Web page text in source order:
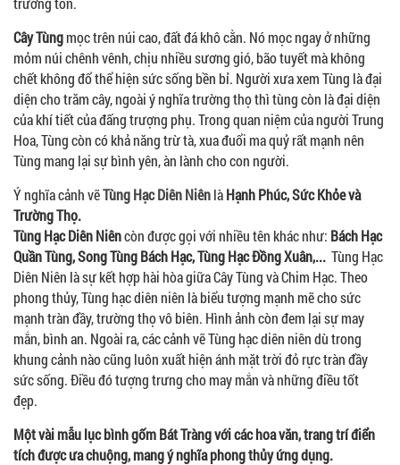
Cây Tùngmọc trên núi cao, đất đá khô cằn. Nó mọc ngay ở những
mỏm núi chênh vênh, chịu nhiều sương gió, bão tuyết mà không
chết không đổ thể hiện sức sống bền bỉ. Người xưa xem Tùng là đại
diện cho trăm cây, ngoài ý nghĩa trường thọ thì tùng còn là đại diện
của khí tiết của đấng trượng phụ. Trong quan niệm của người Trung
Hoa, Tùng còn có khả năng trừ tà, xua đuổi ma quỷ rất mạnh nên
Tùng mang lại sự bình yên, àn lành cho con người.
Ý nghĩa cảnh vẽTùng Hạc Diên NiênlàHạnh Phúc, Sức Khỏe và
Trường Thọ.
Tùng Hạc Diên Niêncòn được gọi với nhiều tên khác như: Bách Hạc
Quần Tùng, Song Tùng Bách Hạc, Tùng Hạc Đồng Xuân,... Tùng Hạc
Diên Niên là sự kết hợp hài hòa giữa Cây Tùng và Chim Hạc. Theo
phong thủy, Tùng hạc diên niên là biểu tượng mạnh mẽ cho sức
mạnh tràn đầy, trường thọ vô biên. Hình ảnh còn đem lại sự may
mắn, bình an. Ngoài ra, các cảnh vẽ Tùng hạc diên niên dù trong
khung cảnh nào cũng luôn xuất hiện ánh mặt trời đỏ rực tràn đầy
sức sống. Điều đó tượng trưng cho may mắn và những điều tốt
đẹp.
Một vài mẫu lục bình gốm Bát Tràng với các hoa văn, trang trí điển
tích được ưa chuộng, mang ý nghĩa phong thủy ứng dụng.